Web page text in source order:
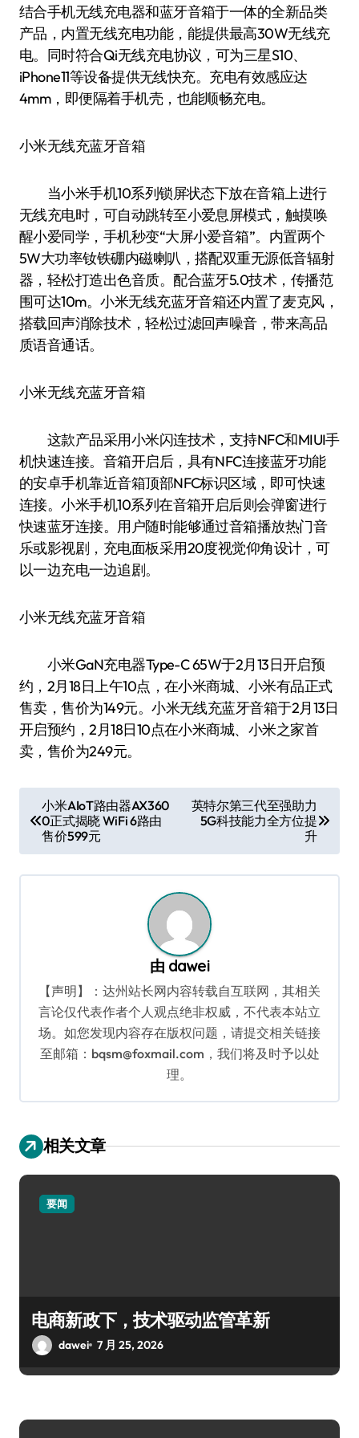
结合手机无线充电器和蓝牙音箱于一体的全新品类
产品，内置无线充电功能，能提供最高30W无线充
电。同时符合Qi无线充电协议，可为三星S10、
iPhone11等设备提供无线快充。充电有效感应达
4mm，即便隔着手机壳，也能顺畅充电。
小米无线充蓝牙音箱
当小米手机10系列锁屏状态下放在音箱上进行
无线充电时，可自动跳转至小爱息屏模式，触摸唤
醒小爱同学，手机秒变“大屏小爱音箱”。内置两个
5W大功率钕铁硼内磁喇叭，搭配双重无源低音辐射
器，轻松打造出色音质。配合蓝牙5.0技术，传播范
围可达10m。小米无线充蓝牙音箱还内置了麦克风，
搭载回声消除技术，轻松过滤回声噪音，带来高品
质语音通话。
小米无线充蓝牙音箱
这款产品采用小米闪连技术，支持NFC和MIUI手
机快速连接。音箱开启后，具有NFC连接蓝牙功能
的安卓手机靠近音箱顶部NFC标识区域，即可快速
连接。小米手机10系列在音箱开启后则会弹窗进行
快速蓝牙连接。用户随时能够通过音箱播放热门音
乐或影视剧，充电面板采用20度视觉仰角设计，可
以一边充电一边追剧。
小米无线充蓝牙音箱
小米GaN充电器Type-C 65W于2月13日开启预
约，2月18日上午10点，在小米商城、小米有品正式
售卖，售价为149元。小米无线充蓝牙音箱于2月13日
开启预约，2月18日10点在小米商城、小米之家首
卖，售价为249元。
章
导
航
小米AIoT路由器AX360
0正式揭晓 WiFi 6路由
售价599元
英特尔第三代至强助力
5G科技能力全方位提
升
由 dawei
【声明】：达州站长网内容转载自互联网，其相关
言论仅代表作者个人观点绝非权威，不代表本站立
场。如您发现内容存在版权问题，请提交相关链接
至邮箱：bqsm@foxmail.com，我们将及时予以处
理。
相关文章
要闻
电商新政下，技术驱动监管革新
dawei 7 月 25, 2026